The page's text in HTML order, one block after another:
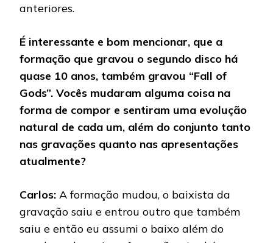
anteriores.
É interessante e bom mencionar, que a
formação que gravou o segundo disco há
quase 10 anos, também gravou “Fall of
Gods”. Vocês mudaram alguma coisa na
forma de compor e sentiram uma evolução
natural de cada um, além do conjunto tanto
nas gravações quanto nas apresentações
atualmente?
Carlos: A formação mudou, o baixista da
gravação saiu e entrou outro que também
saiu e então eu assumi o baixo além do